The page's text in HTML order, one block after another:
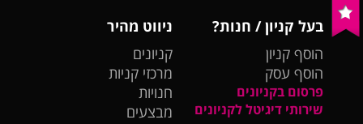
בעל קניון / חנות?
הוסף קניון
הוסף עסק
פרסום בקניונים
שירותי דיגיטל לקניונים
ניווט מהיר
קניונים
מרכזי קניות
חנויות
מבצעים